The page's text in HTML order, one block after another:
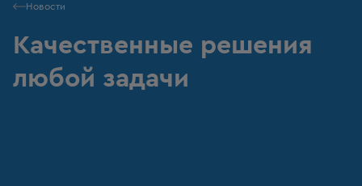
Новости
Качественные решения
любой задачи